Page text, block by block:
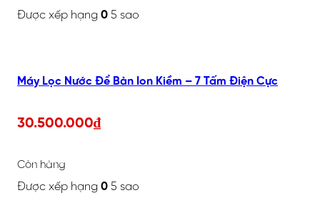
Được xếp hạng 0 5 sao
Máy Lọc Nước Để Bàn Ion Kiềm – 7 Tấm Điện Cực
30.500.000₫
Còn hàng
Được xếp hạng 0 5 sao